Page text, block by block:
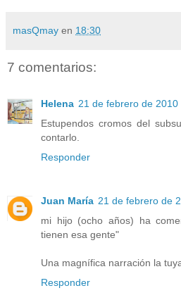
masQmay en 18:30
7 comentarios:
Helena 21 de febrero de 2010
Estupendos cromos del
contarlo.
Responder
Juan María 21 de febrero de
mi hijo (ocho años) ha
tienen esa gente"
Una magnífica narración la
Responder